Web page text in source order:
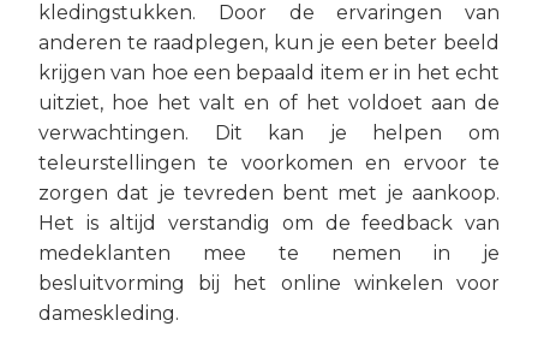
kledingstukken. Door de ervaringen van
anderen te raadplegen, kun je een beter beeld
krijgen van hoe een bepaald item er in het echt
uitziet, hoe het valt en of het voldoet aan de
verwachtingen. Dit kan je helpen om
teleurstellingen te voorkomen en ervoor te
zorgen dat je tevreden bent met je aankoop.
Het is altijd verstandig om de feedback van
medeklanten mee te nemen in je
besluitvorming bij het online winkelen voor
dameskleding.